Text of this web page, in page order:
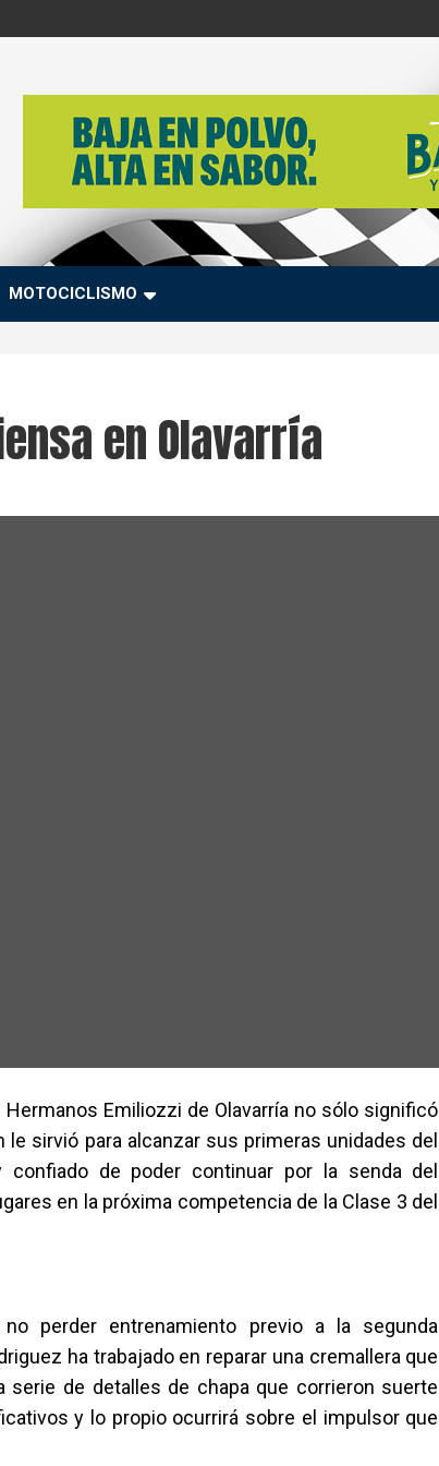
MOTOCICLISMO
en Olavarría
Emiliozzi de Olavarría no sólo significó
sirvió para alcanzar sus primeras unidades del
de poder continuar por la senda del
en la próxima competencia de la Clase 3 del
perder entrenamiento previo a la segunda
ha trabajado en reparar una cremallera que
de detalles de chapa que corrieron suerte
y lo propio ocurrirá sobre el impulsor que